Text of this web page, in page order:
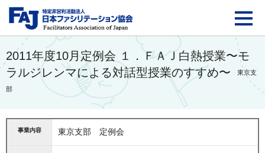
FAJ：特定非営利活動
2011年度10月定例会 １．ＦＡＪ白熱授業〜モ
ラルジレンマによる対話型授業のすすめ〜
東京支
部
事業内容 東京支部 定例会